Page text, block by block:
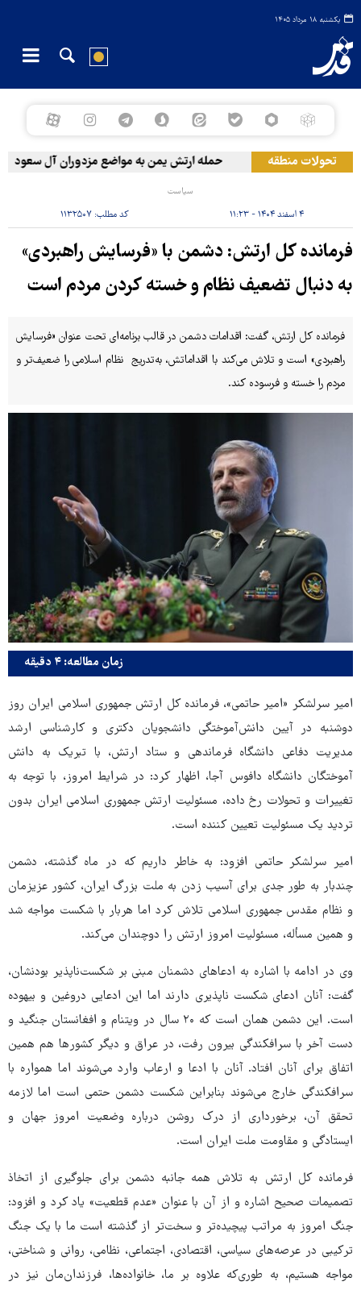
یکشنبه ۱۸ مرداد ۱۴۰۵
تحولات منطقه حمله ارتش یمن به مواضع مزدوران آل سعود
سیاست
۴ اسفند ۱۴۰۴ - ۱۱:۲۳ کد مطلب:۱۱۳۲۵۰۷
فرمانده کل ارتش: دشمن با «فرسایش راهبردی»
به دنبال تضعیف نظام و خسته کردن مردم است
فرمانده کل ارتش، گفت: اقدامات دشمن در قالب برنامه‌ای تحت عنوان «فرسایش
راهبردی» است و تلاش می‌کند با اقداماتش، به‌تدریج نظام اسلامی را ضعیف‌تر و
مردم را خسته و فرسوده کند.
زمان مطالعه: ۴ دقیقه
امیر سرلشکر «امیر حاتمی»، فرمانده کل ارتش جمهوری اسلامی ایران روز
دوشنبه در آیین دانش‌آموختگی دانشجویان دکتری و کارشناسی ارشد
مدیریت دفاعی دانشگاه فرماندهی و ستاد ارتش، با تبریک به دانش
آموختگان دانشگاه دافوس آجا، اظهار کرد: در شرایط امروز، با توجه به
تغییرات و تحولات رخ داده، مسئولیت ارتش جمهوری اسلامی ایران بدون
تردید یک مسئولیت تعیین کننده است.
امیر سرلشکر حاتمی افزود: به خاطر داریم که در ماه گذشته، دشمن
چندبار به طور جدی برای آسیب زدن به ملت بزرگ ایران، کشور عزیزمان
و نظام مقدس جمهوری اسلامی تلاش کرد اما هربار با شکست مواجه شد
و همین مسأله، مسئولیت امروز ارتش را دوچندان می‌کند.
وی در ادامه با اشاره به ادعاهای دشمنان مبنی بر شکست‌ناپذیر بودنشان،
گفت: آنان ادعای شکست ناپذیری دارند اما این ادعایی دروغین و بیهوده
است. این دشمن همان است که ۲۰ سال در ویتنام و افغانستان جنگید و
دست آخر با سرافکندگی بیرون رفت، در عراق و دیگر کشورها هم همین
اتفاق برای آنان افتاد. آنان با ادعا و ارعاب وارد می‌شوند اما همواره با
سرافکندگی خارج می‌شوند بنابراین شکست دشمن حتمی است اما لازمه
تحقق آن، برخورداری از درک روشن درباره وضعیت امروز جهان و
ایستادگی و مقاومت ملت ایران است.
فرمانده کل ارتش به تلاش همه جانبه دشمن برای جلوگیری از اتخاذ
تصمیمات صحیح اشاره و از آن با عنوان «عدم قطعیت» یاد کرد و افزود:
جنگ امروز به مراتب پیچیده‌تر و سخت‌تر از گذشته است ما با یک جنگ
ترکیبی در عرصه‌های سیاسی، اقتصادی، اجتماعی، نظامی، روانی و شناختی،
مواجه هستیم، به طوری‌که علاوه بر ما، خانواده‌ها، فرزندان‌مان نیز در